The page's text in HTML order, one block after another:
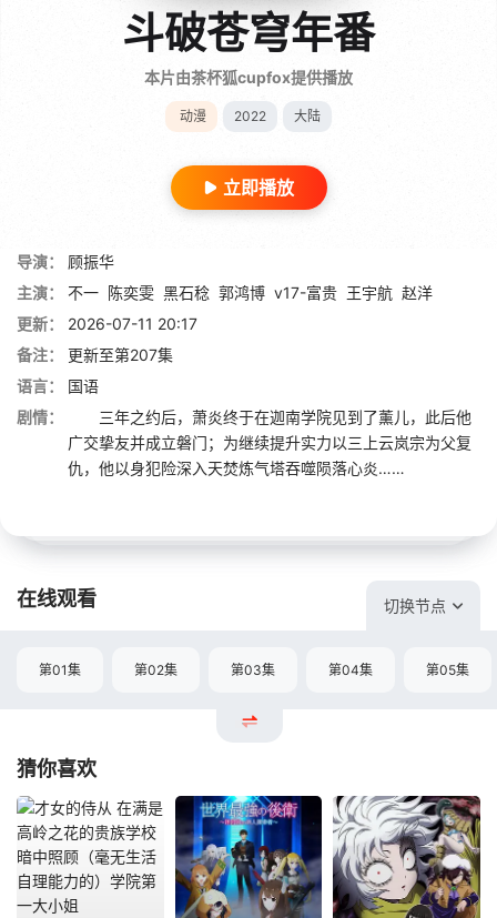
斗破苍穹年番
本片由茶杯狐cupfox提供播放
动漫 2022 大陆
立即播放
导演：
顾振华
主演：
不一 陈奕雯 黑石稔 郭鸿博 v17-富贵 王宇航 赵洋
更新：
2026-07-11 20:17
备注：
更新至第207集
语言：
国语
剧情：
三年之约后，萧炎终于在迦南学院见到了薰儿，此后他
广交挚友并成立磐门；为继续提升实力以三上云岚宗为父复
仇，他以身犯险深入天焚炼气塔吞噬陨落心炎……
在线观看 切换节点
第01集 第02集 第03集 第04集 第05集
猜你喜欢